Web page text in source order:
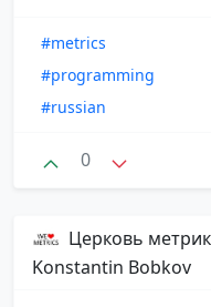
#metrics
#programming
#russian
0
Церковь метрик
Konstantin Bobkov